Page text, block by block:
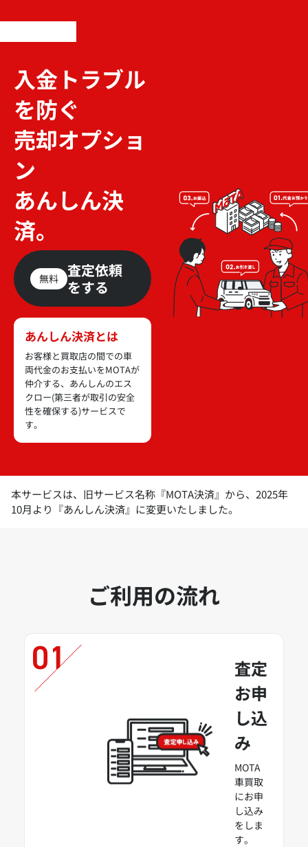
入金トラブル
を防ぐ
売却オプショ
ン
あんしん決
済。
無料
査定依頼
をする
あんしん決済とは
お客様と買取店の間での車
両代金のお支払いをMOTAが
仲介する、あんしんのエス
クロー(第三者が取引の安全
性を確保する)サービスで
す。
本サービスは、旧サービス名称『MOTA決済』から、2025年
10月より『あんしん決済』に変更いたしました。
ご利用の流れ
査定
お申
し込
み
MOTA
車買取
にお申
し込み
をしま
す。